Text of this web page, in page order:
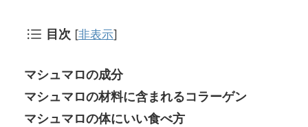
目次 [非表示]
マシュマロの成分
マシュマロの材料に含まれるコラーゲン
マシュマロの体にいい食べ方